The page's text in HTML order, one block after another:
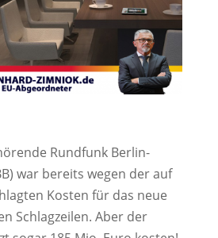
Rundfunk Berlin-
war bereits wegen der auf
Kosten für das neue
Schlagzeilen. Aber der